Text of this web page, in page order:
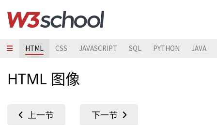
HTML CSS JAVASCRIPT SQL PYTHON JAVA
HTML 图像